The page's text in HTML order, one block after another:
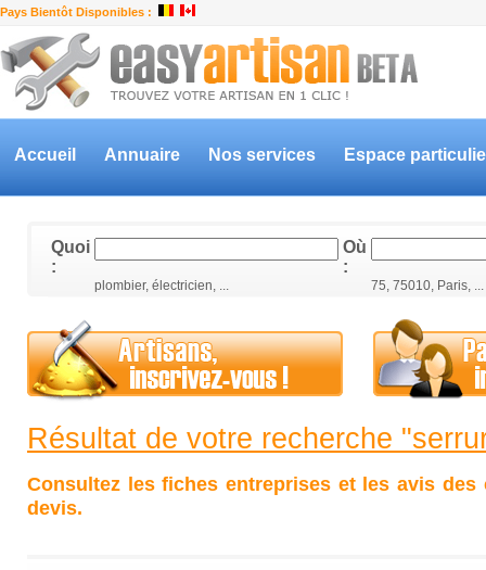
Pays Bientôt Disponibles :
Accueil Annuaire Nos services Espace
Quoi
:
Où
:
plombier, électricien, ... 75, 75010, Paris, ...
Résultat de votre recherche
Consultez les fiches entreprises et les avis des
devis.